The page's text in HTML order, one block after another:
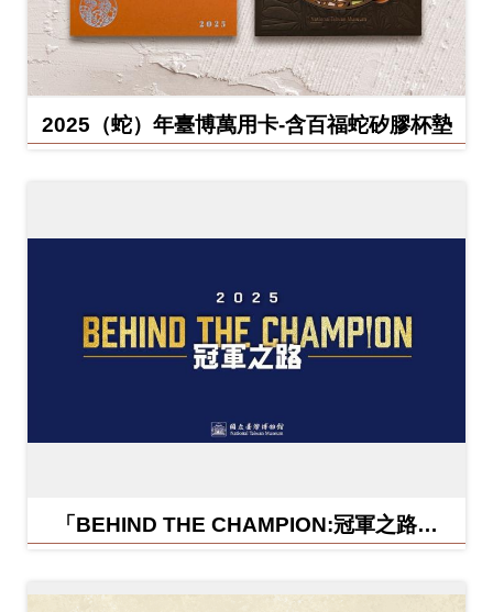
2025（蛇）年臺博萬用卡-含百福蛇矽膠杯墊
「BEHIND THE CHAMPION:冠軍之路特